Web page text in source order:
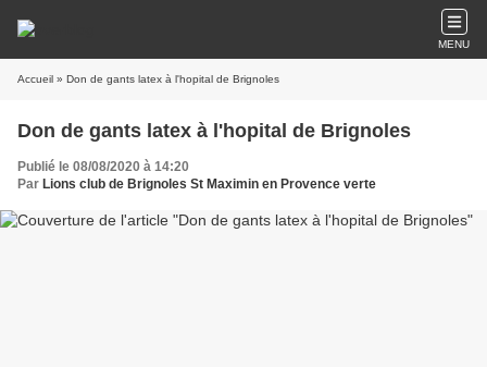
MENU
Accueil » Don de gants latex à l'hopital de Brignoles
Don de gants latex à l'hopital de Brignoles
Publié le 08/08/2020 à 14:20
Par Lions club de Brignoles St Maximin en Provence verte